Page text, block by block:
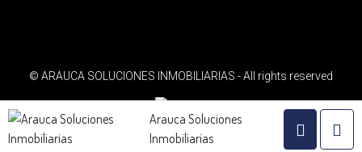
Arauca Soluciones
Inmobiliarias
© ARAUCA SOLUCIONES INMOBILIARIAS - All rights reserved